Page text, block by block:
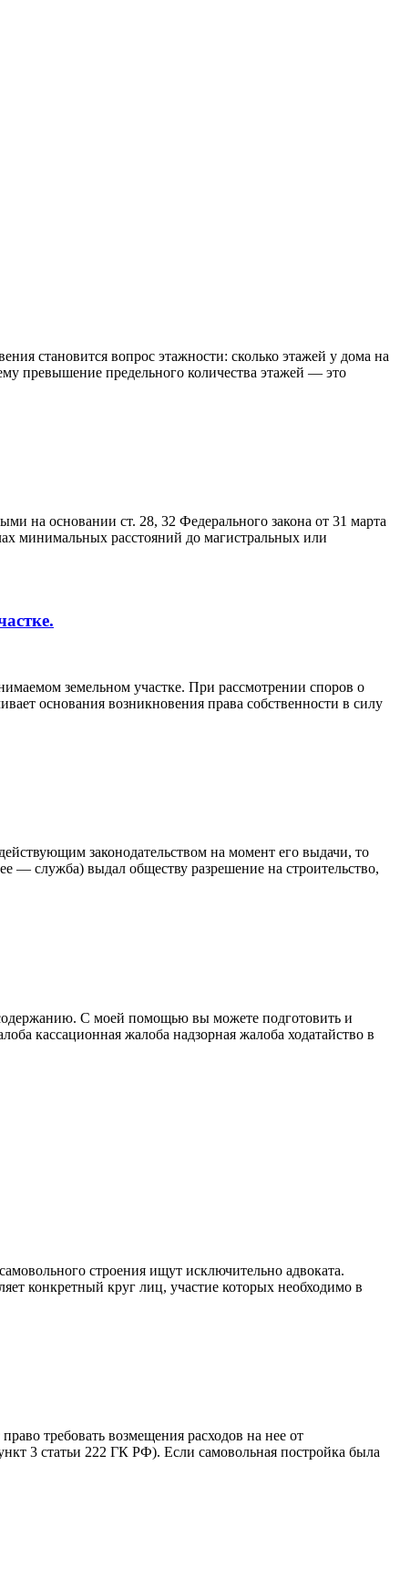
становится вопрос этажности: сколько этажей у дома на
превышение предельного количества этажей — это
на основании ст. 28, 32 Федерального закона от 31 марта
минимальных расстояний до магистральных или
земельном участке. При рассмотрении споров о
основания возникновения права собственности в силу
законодательством на момент его выдачи, то
— служба) выдал обществу разрешение на строительство,
С моей помощью вы можете подготовить и
кассационная жалоба надзорная жалоба ходатайство в
строения ищут исключительно адвоката.
конкретный круг лиц, участие которых необходимо в
требовать возмещения расходов на нее от
3 статьи 222 ГК РФ). Если самовольная постройка была